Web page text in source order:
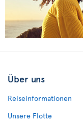
Über uns
Reiseinformationen
Unsere Flotte